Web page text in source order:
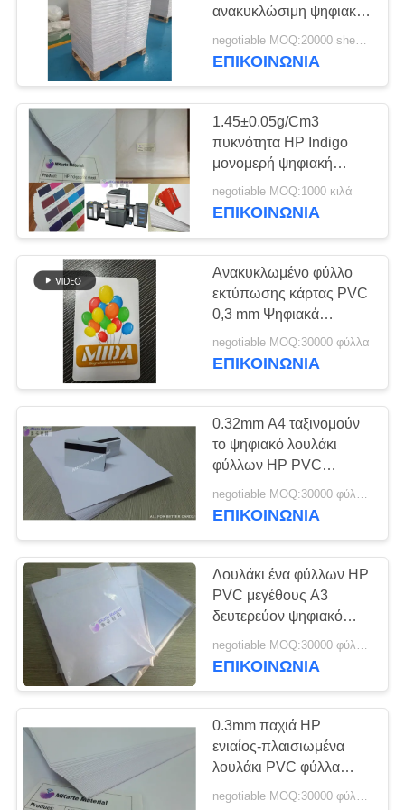
SITEMAP
PRIVACY
POLICY
Το PVC έντυσε την
επικάλυψη
Φύλλο πυρήνων
PVC
37
Τοποθετημένο σε
στρώματα πιάτο
χάλυβα
Τοποθετημένο σε
στρώματα μαξιλάρι
46
ανακυκλώσιμη ψηφιακή
εκτύπωση φύλλων PVC
πλαστικών καρτών
negotiable MOQ:20000 sheets or 2 tons
ΕΠΙΚΟΙΝΩΝΙΑ
1.45±0.05g/Cm3
πυκνότητα HP Indigo
μονομερή ψηφιακή
εκτύπωση φύλλου PVC
για λύσεις πλαστικών
negotiable MOQ:1000 κιλά
ΕΠΙΚΟΙΝΩΝΙΑ
Ανακυκλωμένο φύλλο
εκτύπωσης κάρτας PVC
0,3 mm Ψηφιακά
εκτυπώσιμο φύλλο
negotiable MOQ:30000 φύλλα
ΕΠΙΚΟΙΝΩΝΙΑ
0.32mm A4 ταξινομούν
το ψηφιακό λουλάκι
φύλλων HP PVC
εκτύπωσης ενιαίο που
πλαισιώνει για την
ΕΠΙΚΟΙΝΩΝΙΑ
Λουλάκι ένα φύλλων HP
PVC μεγέθους A3
δευτερεύον ψηφιακό
επίστρωμα τυπωμένων
υλών
negotiable MOQ:30000 φύλλα ή 2 τόνοι
ΕΠΙΚΟΙΝΩΝΙΑ
0.3mm παχιά HP
ενιαίος-πλαισιωμένα
λουλάκι PVC φύλλα
PVC εκτύπωσης
negotiable MOQ:30000 φύλλα ή 2 τόνοι